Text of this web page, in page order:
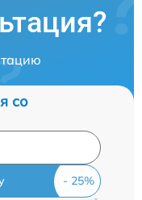
со